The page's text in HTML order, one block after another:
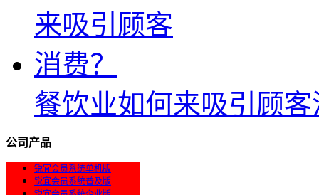
餐饮业如何来吸引顾
公司产品
锐宜会员系统单机版
锐宜会员系统普及版